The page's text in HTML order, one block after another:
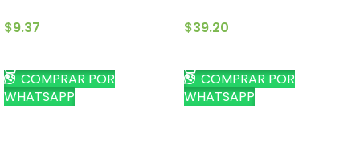
$9.37
COMPRAR POR
WHATSAPP
$39.20
COMPRAR POR
WHATSAPP